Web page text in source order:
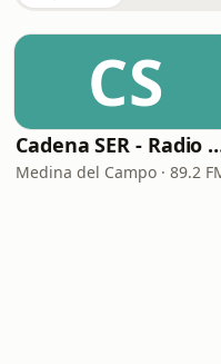
CS
Cadena SER -
Medina del Campo · 89.2